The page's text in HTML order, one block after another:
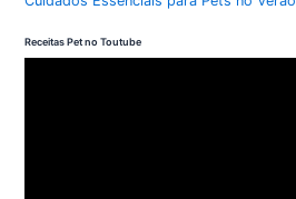
Receitas Pet no Toutube